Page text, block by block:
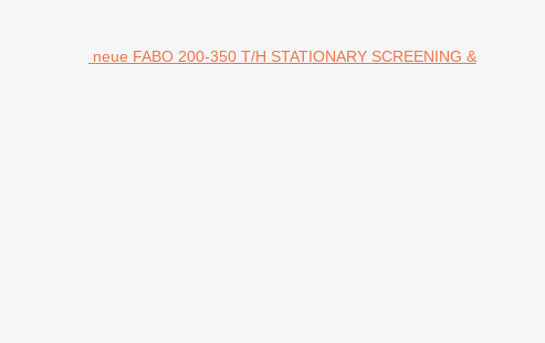
neue FABO 200-350 T/H STATIONARY SCREENING &